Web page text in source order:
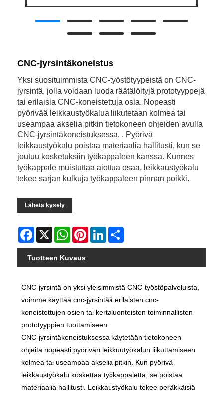
CNC-jyrsintäkoneistus
Yksi suosituimmista CNC-työstötyypeistä on CNC-
jyrsintä, jolla voidaan luoda räätälöityjä prototyyppejä
tai erilaisia ​​CNC-koneistettuja osia. Nopeasti
pyörivää leikkaustyökalua liikutetaan kolmea tai
useampaa akselia pitkin tietokoneen ohjeiden avulla
CNC-jyrsintäkoneistuksessa. . Pyörivä
leikkaustyökalu poistaa materiaalia hallitusti, kun se
joutuu kosketuksiin työkappaleen kanssa. Kunnes
työkappale muistuttaa aiottua osaa, leikkaustyökalu
tekee sarjan kulkuja työkappaleen pinnan poikki.
Lähetä kysely
Facebook
X WhatsAppPinterestLinkedIn
Tuotteen Kuvaus
CNC-jyrsintä on yksi yleisimmistä CNC-työstöpalveluista,
voimme käyttää cnc-jyrsintää erilaisten cnc-
koneistettujen osien tai kertaluonteisten toiminnallisten
prototyyppien tuottamiseen.
CNC-jyrsintäkoneistuksessa käytetään tietokoneen
ohjeita nopeasti pyörivän leikkuutyökalun liikuttamiseen
kolmea tai useampaa akselia pitkin. Kun pyörivä
leikkaustyökalu koskettaa työkappaletta, se poistaa
materiaalia hallitusti. Leikkaustyökalu tekee peräkkäisiä